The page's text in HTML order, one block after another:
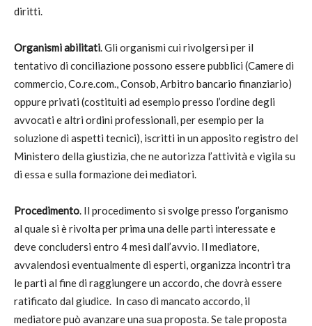
diritti.
Organismi abilitati. Gli organismi cui rivolgersi per il
tentativo di conciliazione possono essere pubblici (Camere di
commercio, Co.re.com., Consob, Arbitro bancario finanziario)
oppure privati (costituiti ad esempio presso l’ordine degli
avvocati e altri ordini professionali, per esempio per la
soluzione di aspetti tecnici), iscritti in un apposito registro del
Ministero della giustizia, che ne autorizza l’attività e vigila su
di essa e sulla formazione dei mediatori.
Procedimento. Il procedimento si svolge presso l’organismo
al quale si è rivolta per prima una delle parti interessate e
deve concludersi entro 4 mesi dall’avvio. Il mediatore,
avvalendosi eventualmente di esperti, organizza incontri tra
le parti al fine di raggiungere un accordo, che dovrà essere
ratificato dal giudice. In caso di mancato accordo, il
mediatore può avanzare una sua proposta. Se tale proposta